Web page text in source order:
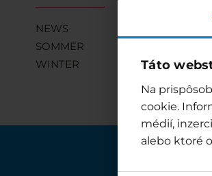
Táto
Na
cookie.
médií,
alebo ktoré
NEWS
SOMMER
WINTER
JUGENDHOTEL
mölliBAR